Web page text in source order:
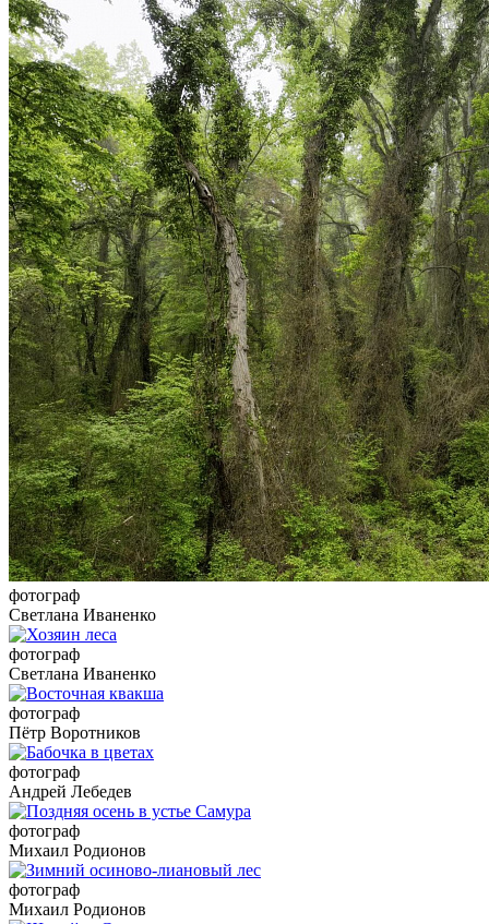
фотограф
Светлана Иваненко
фотограф
Светлана Иваненко
фотограф
Пётр Воротников
фотограф
Андрей Лебедев
фотограф
Михаил Родионов
фотограф
Михаил Родионов